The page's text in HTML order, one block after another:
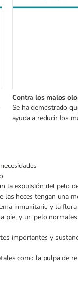
Contra los malos
Se ha demostrado
ayuda a reducir los
la expulsión del pelo
las heces tengan una
inmunitario y la
piel y un pelo normales
importantes y
como la pulpa de